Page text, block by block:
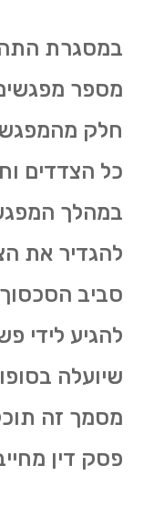
במסגרת
מספר
חלק
כל הצדדים
במהלך
להגדיר את
סביב
להגיע לידי
שיועלה
מסמך זה
פסק דין